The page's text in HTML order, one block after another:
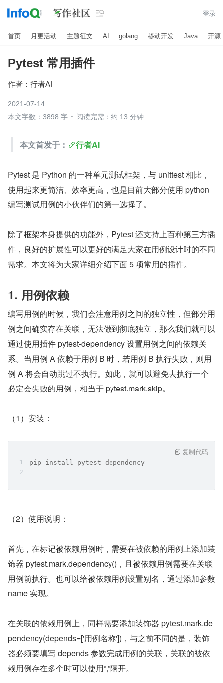
 登录
首页 月更活动 主题征文 AI golang 移动开发 Java 开源
Pytest 常用插件
作者： 行者AI
2021-07-14
本文字数：3898 字
阅读完需：约 13 分钟
本文首发于： 行者AI
Pytest 是 Python 的一种单元测试框架，与 unittest 相比，
使用起来更简洁、效率更高，也是目前大部分使用 python
编写测试用例的小伙伴们的第一选择了。
除了框架本身提供的功能外，Pytest 还支持上百种第三方插
件，良好的扩展性可以更好的满足大家在用例设计时的不同
需求。本文将为大家详细介绍下面 5 项常用的插件。
1. 用例依赖
编写用例的时候，我们会注意用例之间的独立性，但部分用
例之间确实存在关联，无法做到彻底独立，那么我们就可以
通过使用插件 pytest-dependency 设置用例之间的依赖关
系。当用例 A 依赖于用例 B 时，若用例 B 执行失败，则用
例 A 将会自动跳过不执行。如此，就可以避免去执行一个
必定会失败的用例，相当于 pytest.mark.skip。
（1）安装：
pip install pytest-dependency
复制代码
（2）使用说明：
首先，在标记被依赖用例时，需要在被依赖的用例上添加装
饰器 pytest.mark.dependency()，且被依赖用例需要在关联
用例前执行。也可以给被依赖用例设置别名，通过添加参数
name 实现。
在关联的依赖用例上，同样需要添加装饰器 pytest.mark.de
pendency(depends=['用例名称'])，与之前不同的是，装饰
器必须要填写 depends 参数完成用例的关联，关联的被依
赖用例存在多个时可以使用“,”隔开。